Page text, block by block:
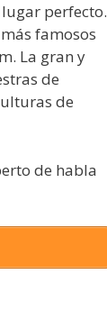
perfecto.
famosos
La gran y
de
de
de habla